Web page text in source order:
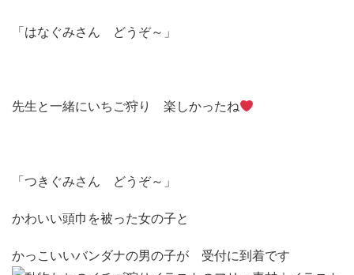
「はなぐみさん どうぞ～」
先生と一緒にいちご狩り 楽しかったね
「つきぐみさん どうぞ～」
かわいい頭巾を被った女の子と
かっこいいバンダナの男の子が 受付に到着です